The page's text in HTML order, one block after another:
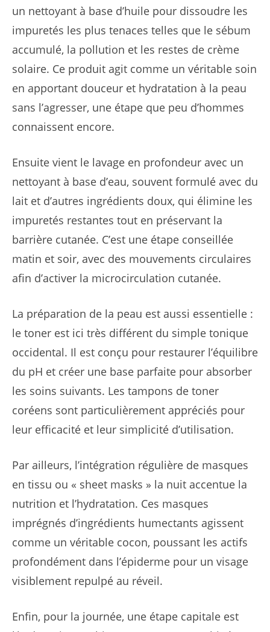
un nettoyant à base d’huile pour dissoudre les
impuretés les plus tenaces telles que le sébum
accumulé, la pollution et les restes de crème
solaire. Ce produit agit comme un véritable soin
en apportant douceur et hydratation à la peau
sans l’agresser, une étape que peu d’hommes
connaissent encore.
Ensuite vient le lavage en profondeur avec un
nettoyant à base d’eau, souvent formulé avec du
lait et d’autres ingrédients doux, qui élimine les
impuretés restantes tout en préservant la
barrière cutanée. C’est une étape conseillée
matin et soir, avec des mouvements circulaires
afin d’activer la microcirculation cutanée.
La préparation de la peau est aussi essentielle :
le toner est ici très différent du simple tonique
occidental. Il est conçu pour restaurer l’équilibre
du pH et créer une base parfaite pour absorber
les soins suivants. Les tampons de toner
coréens sont particulièrement appréciés pour
leur efficacité et leur simplicité d’utilisation.
Par ailleurs, l’intégration régulière de masques
en tissu ou « sheet masks » la nuit accentue la
nutrition et l’hydratation. Ces masques
imprégnés d’ingrédients humectants agissent
comme un véritable cocon, poussant les actifs
profondément dans l’épiderme pour un visage
visiblement repulpé au réveil.
Enfin, pour la journée, une étape capitale est